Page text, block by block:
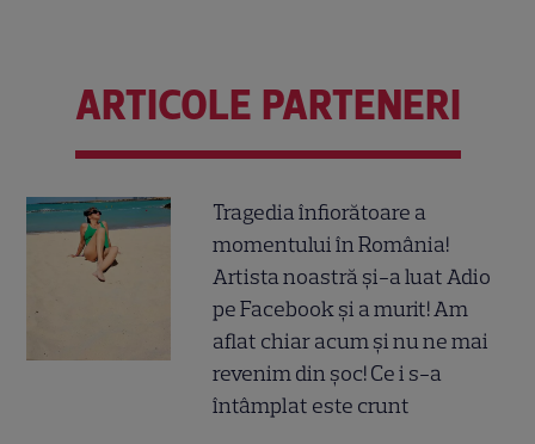
ARTICOLE PARTENERI
Tragedia înfiorătoare a
momentului în România!
Artista noastră și-a luat Adio
pe Facebook și a murit! Am
aflat chiar acum și nu ne mai
revenim din șoc! Ce i s-a
întâmplat este crunt